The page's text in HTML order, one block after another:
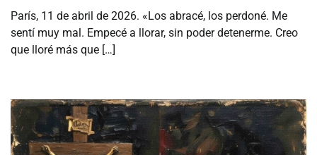
París, 11 de abril de 2026. «Los abracé, los perdoné. Me
sentí muy mal. Empecé a llorar, sin poder detenerme. Creo
que lloré más que […]